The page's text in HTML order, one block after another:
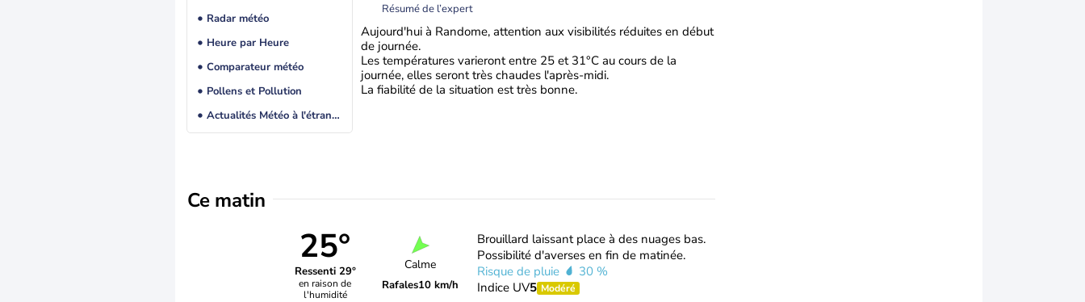
Radar météo
Heure par Heure
Comparateur météo
Pollens et Pollution
Actualités Météo à l'étranger
Résumé de l’expert
Aujourd'hui à Randome, attention aux visibilités réduites en début
de journée.
Les températures varieront entre 25 et 31°C au cours de la
journée, elles seront très chaudes l'après-midi.
La fiabilité de la situation est très bonne.
Ce matin
25°
Ressenti 29°
en raison de
l'humidité
Calme
Rafales10 km/h
Brouillard laissant place à des nuages bas.
Possibilité d'averses en fin de matinée.
Risque de pluie
30 %
Indice UV5 Modéré